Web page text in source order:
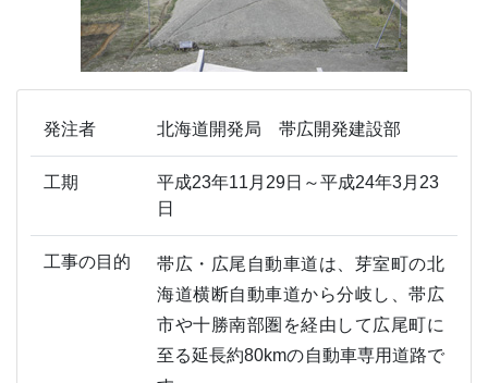
発注者 北海道開発局 帯広開発建設部
工期
平成23年11月29日～平成24年3月23
日
工事の目的
帯広・広尾自動車道は、芽室町の北
海道横断自動車道から分岐し、帯広
市や十勝南部圏を経由して広尾町に
至る延長約80kmの自動車専用道路で